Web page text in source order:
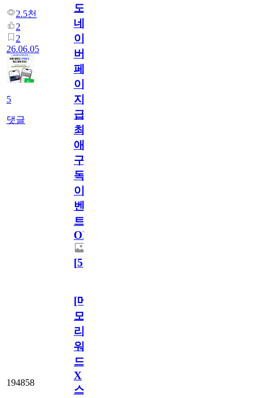
2.5천
2
2
26.06.05
5
댓글
도
네
이
버
페
이
지
급!
최
애
구
독
이
벤
트
OPEN!
[5]
194858
[메
모
리
워
드
X
스